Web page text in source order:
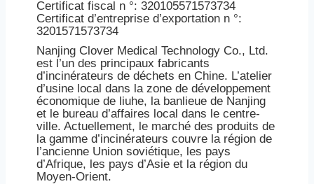
Certificat fiscal n °: 320105571573734
Certificat d’entreprise d’exportation n °:
3201571573734
Nanjing Clover Medical Technology Co., Ltd.
est l’un des principaux fabricants
d’incinérateurs de déchets en Chine. L’atelier
d’usine local dans la zone de développement
économique de liuhe, la banlieue de Nanjing
et le bureau d’affaires local dans le centre-
ville. Actuellement, le marché des produits de
la gamme d’incinérateurs couvre la région de
l’ancienne Union soviétique, les pays
d’Afrique, les pays d’Asie et la région du
Moyen-Orient.